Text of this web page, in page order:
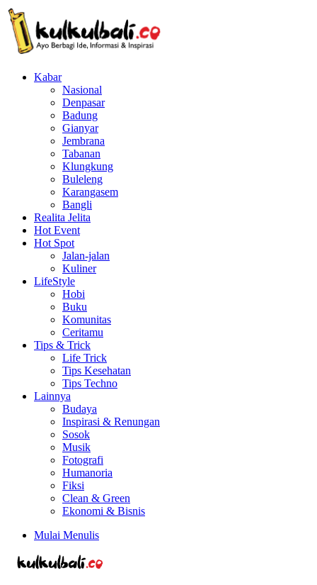
Kabar
Nasional
Denpasar
Badung
Gianyar
Jembrana
Tabanan
Klungkung
Buleleng
Karangasem
Bangli
Realita Jelita
Hot Event
Hot Spot
Jalan-jalan
Kuliner
LifeStyle
Hobi
Buku
Komunitas
Ceritamu
Tips & Trick
Life Trick
Tips Kesehatan
Tips Techno
Lainnya
Budaya
Inspirasi & Renungan
Sosok
Musik
Fotografi
Humanoria
Fiksi
Clean & Green
Ekonomi & Bisnis
Mulai Menulis